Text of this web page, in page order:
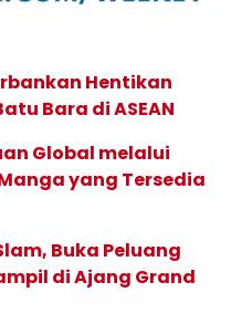
Hentikan
Bara di ASEAN
Global melalui
yang Tersedia
Buka Peluang
di Ajang Grand